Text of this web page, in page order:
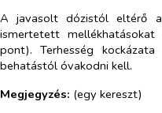
A javasolt dózistól eltérő
ismertetett
pont). Terhesség
behatástól óvakodni kell.
Megjegyzés: (egy kereszt)